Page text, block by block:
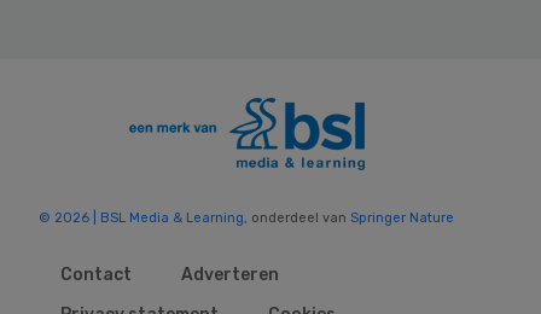
© 2026 | BSL Media & Learning , onderdeel van Springer Nature
Contact
Adverteren